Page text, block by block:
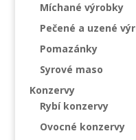
Míchané výrobky
Pečené a uzené
Pomazánky
Syrové maso
Konzervy
Rybí konzervy
Ovocné konzervy